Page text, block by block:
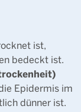
ist,
bedeckt ist.
Epidermis im
dünner ist.